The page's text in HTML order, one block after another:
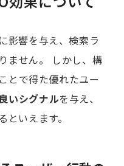
影響を与え、検索ラ
ません。 しかし、構
とで得た優れたユー
いシグナルを与え、
いえます。